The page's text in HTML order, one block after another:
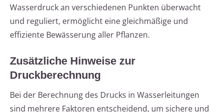
Wasserdruck an verschiedenen Punkten überwacht
und reguliert, ermöglicht eine gleichmäßige und
effiziente Bewässerung aller Pflanzen.
Zusätzliche Hinweise zur
Druckberechnung
Bei der Berechnung des Drucks in Wasserleitungen
sind mehrere Faktoren entscheidend, um sichere und